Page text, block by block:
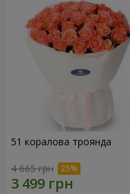
51 коралова троянда
4 665 грн